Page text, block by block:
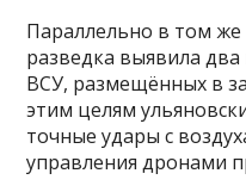
Параллельно в том
разведка выявила
ВСУ, размещённых в
этим целям
точные удары с
управления дронами